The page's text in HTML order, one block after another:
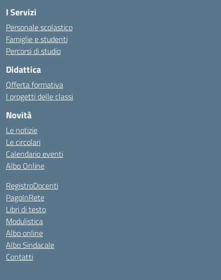
I Servizi
Personale scolastico
Famiglie e studenti
Percorsi di studio
Didattica
Offerta formativa
I progetti delle classi
Novità
Le notizie
Le circolari
Calendario eventi
Albo Online
RegistroDocenti
PagoInRete
Libri di testo
Modulistica
Albo online
Albo Sindacale
Contatti